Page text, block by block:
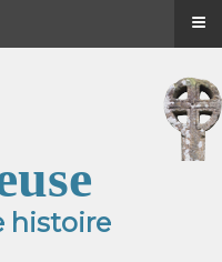
histoire
≡
≡